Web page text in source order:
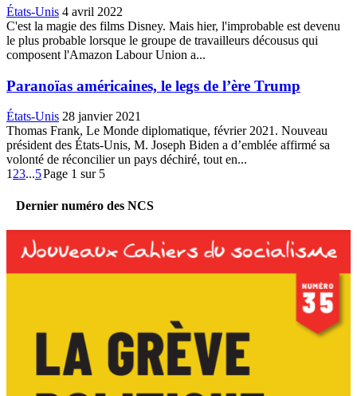
États-Unis 4 avril 2022
C'est la magie des films Disney. Mais hier, l'improbable est devenu
le plus probable lorsque le groupe de travailleurs décousus qui
composent l'Amazon Labour Union a...
Paranoïas américaines, le legs de l’ère Trump
États-Unis 28 janvier 2021
Thomas Frank, Le Monde diplomatique, février 2021. Nouveau
président des États-Unis, M. Joseph Biden a d’emblée affirmé sa
volonté de réconcilier un pays déchiré, tout en...
1 23...5Page 1 sur 5
Dernier numéro des NCS